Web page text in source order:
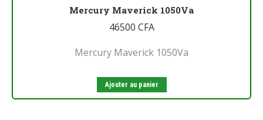
Mercury Maverick 1050Va
46500 CFA
Mercury Maverick 1050Va
Ajouter au panier